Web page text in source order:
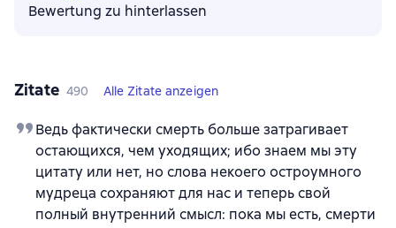
Bewertung zu hinterlassen
Zitate 490 Alle Zitate anzeigen
Ведь фактически смерть больше затрагивает
остающихся, чем уходящих; ибо знаем мы эту
цитату или нет, но слова некоего остроумного
мудреца сохраняют для нас и теперь свой
полный внутренний смысл: пока мы есть, смерти